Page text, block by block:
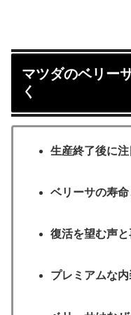
マツダのベリー
く
生産終了後に
ベリーサの寿
復活を望む声
プレミアムな